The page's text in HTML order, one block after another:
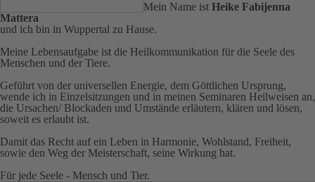
Mein Name ist Heike Fabijenna
Mattera
und ich bin in Wuppertal zu Hause.
Meine Lebensaufgabe ist die Heilkommunikation für die Seele des
Menschen und der Tiere.
Geführt von der universellen Energie, dem Göttlichen Ursprung,
wende ich in Einzelsitzungen und in meinen Seminaren Heilweisen an,
die Ursachen/ Blockaden und Umstände erläutern, klären und lösen,
soweit es erlaubt ist.
Damit das Recht auf ein Leben in Harmonie, Wohlstand, Freiheit,
sowie den Weg der Meisterschaft, seine Wirkung hat.
Für jede Seele - Mensch und Tier.